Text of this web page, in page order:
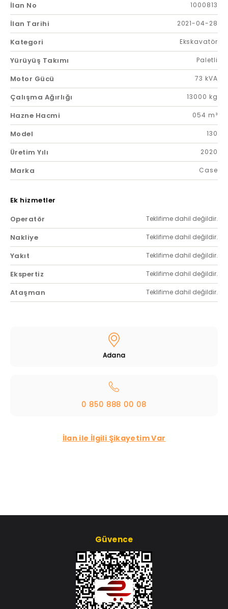
İlan No 1000813
İlan Tarihi 2021-04-28
Kategori Ekskavatör
Yürüyüş Takımı Paletli
Motor Gücü 73 kVA
Çalışma Ağırlığı 13000 kg
Hazne Hacmi 054 m³
Model 130
Üretim Yılı 2020
Marka Case
Ek hizmetler
Operatör
Teklifime dahil değildir.
Nakliye Teklifime dahil değildir.
Yakıt Teklifime dahil değildir.
Ekspertiz Teklifime dahil değildir.
Ataşman Teklifime dahil değildir.
Adana
0 850 888 00 08
İlan ile İlgili Şikayetim Var
Güvence